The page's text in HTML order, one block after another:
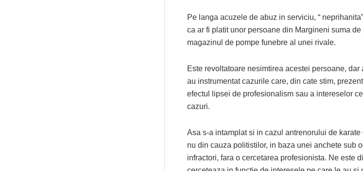
Pe langa acuzele de abuz in serviciu, “
ca ar fi platit unor persoane din Margineni suma
magazinul de pompe funebre al unei rivale.
Este revoltatoare nesimtirea acestei persoane,
au instrumentat cazurile care, din cate stim,
efectul lipsei de profesionalism sau a intereselor
cazuri.
Asa s-a intamplat si in cazul antrenorului de
nu din cauza politistilor, in baza unei anchete sub
infractori, fara o cercetarea profesionista. Ne este